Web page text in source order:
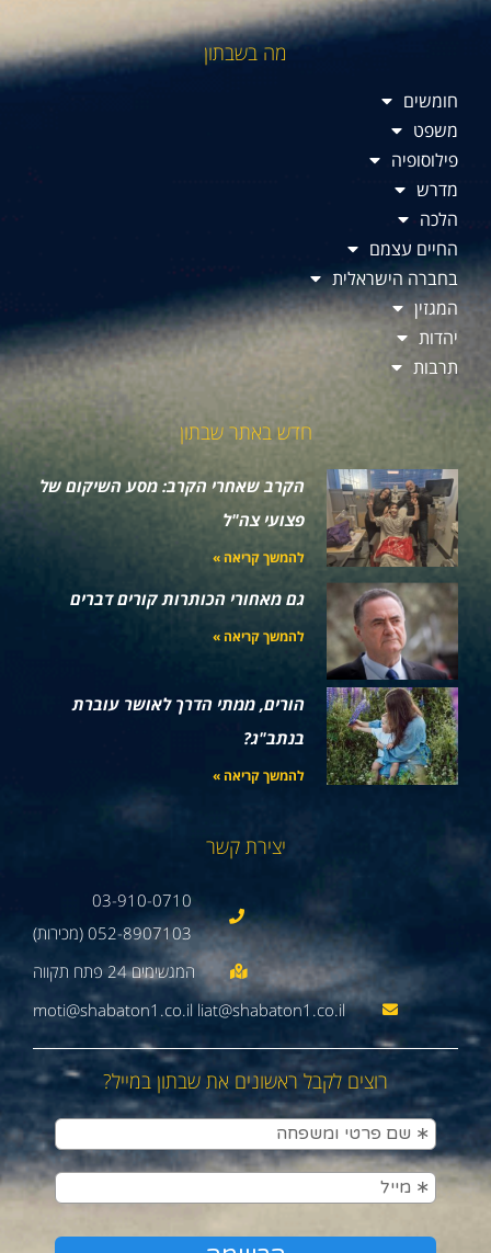
מה בשבתון
חומשים
משפט
פילוסופיה
מדרש
הלכה
החיים עצמם
בחברה הישראלית
המגזין
יהדות
תרבות
חדש באתר שבתון
הקרב שאחרי הקרב: מסע השיקום של
פצועי צה"ל
להמשך קריאה »
גם מאחורי הכותרות קורים דברים
להמשך קריאה »
הורים, ממתי הדרך לאושר עוברת
בנתב"ג?
להמשך קריאה »
יצירת קשר
03-910-0710
052-8907103 (מכירות)
moti@shabaton1.co.il liat@shabaton1.co.il
רוצים לקבל ראשונים את שבתון במייל?